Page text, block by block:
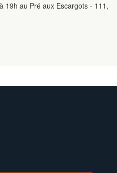
19h au Pré aux Escargots - 111,